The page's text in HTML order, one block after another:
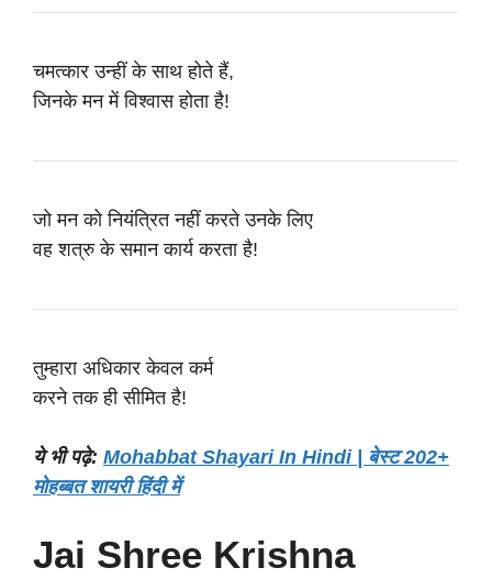
चमत्कार उन्हीं के साथ होते हैं,
जिनके मन में विश्वास होता है!
जो मन को नियंत्रित नहीं करते उनके लिए
वह शत्रु के समान कार्य करता है!
तुम्हारा अधिकार केवल कर्म
करने तक ही सीमित है!
ये भी पढ़े: Mohabbat Shayari In Hindi | बेस्ट 202+
मोहब्बत शायरी हिंदी में
Jai Shree Krishna